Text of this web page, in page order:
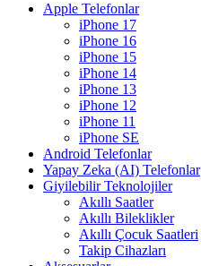
Apple Telefonlar
iPhone 17
iPhone 16
iPhone 15
iPhone 14
iPhone 13
iPhone 12
iPhone 11
iPhone SE
Android Telefonlar
Yapay Zeka (AI) Telefonlar
Giyilebilir Teknolojiler
Akıllı Saatler
Akıllı Bileklikler
Akıllı Çocuk Saatleri
Takip Cihazları